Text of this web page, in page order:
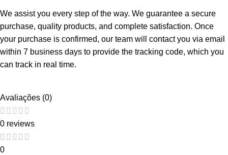
We assist you every step of the way. We guarantee a secure
purchase, quality products, and complete satisfaction. Once
your purchase is confirmed, our team will contact you via email
within 7 business days to provide the tracking code, which you
can track in real time.
Avaliações (0)
0 reviews
0